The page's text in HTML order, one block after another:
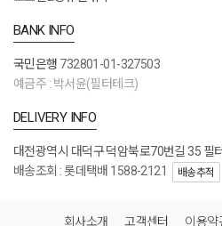
BANK INFO
국민은행 732801-01-327503
예금주 : 박서윤(필터테크)
DELIVERY INFO
대전광역시 대덕구 덕암북로70번길 35 필
배송조회 : 롯데택배 1588-2121
배송추적
회사소개 고객센터 이용약